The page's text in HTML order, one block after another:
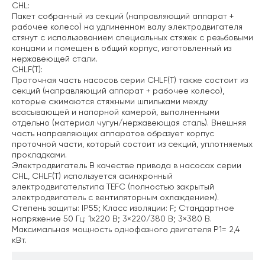
CHL:
Пакет собранный из секций (направляющий аппарат +
рабочее колесо) на удлиненном валу электродвигателя
стянут с использованием специальных стяжек с резьбовыми
концами и помещен в общий корпус, изготовленный из
нержавеющей стали.
CHLF(T):
Проточная часть насосов серии CHLF(T) также состоит из
секций (направляющий аппарат + рабочее колесо),
которые сжимаются стяжными шпильками между
всасывающей и напорной камерой, выполненными
отдельно (материал чугун/нержавеющая сталь). Внешняя
часть направляющих аппаратов образует корпус
проточной части, который состоит из секций, уплотняемых
прокладками.
Электродвигатель В качестве привода в насосах серии
CHL, CHLF(T) используется асинхронный
электродвигательтипа TEFC (полностью закрытый
электродвигатель с вентиляторным охлаждением).
Степень защиты: IP55; Класс изоляции: F; Стандартное
напряжение 50 Гц: 1х220 В; 3×220/380 В; 3×380 В.
Максимальная мощность однофазного двигателя Р1= 2,4
кВт.